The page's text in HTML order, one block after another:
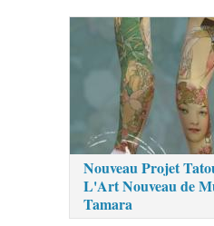
Nouveau Projet
L'Art Nouveau de
Tamara